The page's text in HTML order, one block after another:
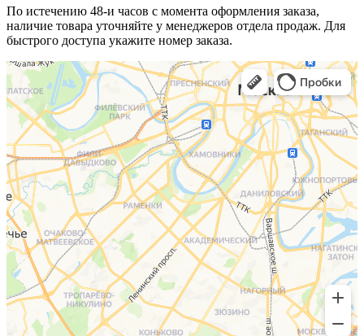
По истечению 48-и часов с момента оформления заказа,
наличие товара уточняйте у менеджеров отдела продаж. Для
быстрого доступа укажите номер заказа.